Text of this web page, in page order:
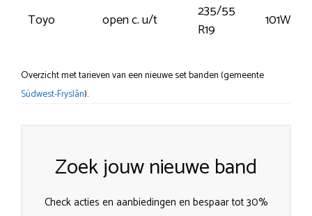
Toyo open c. u/t
235/55
R19
101W
Overzicht met tarieven van een nieuwe set banden (gemeente
Súdwest-Fryslân).
Zoek jouw nieuwe band
Check acties en aanbiedingen en bespaar tot 30%